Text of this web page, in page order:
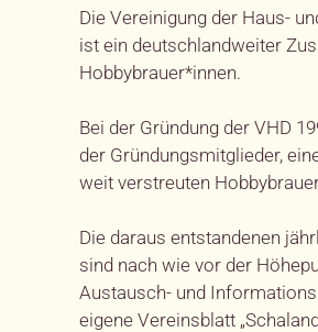
Die Vereinigung der Haus-
ist ein deutschlandweiter
Hobbybrauer*innen.
Bei der Gründung der VHD
der Gründungsmitglieder,
weit verstreuten
Die daraus entstandenen
sind nach wie vor der
Austausch- und
eigene Vereinsblatt „